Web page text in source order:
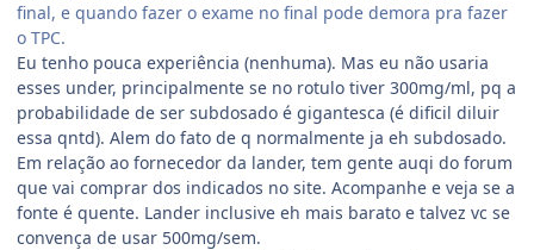
final, e quando fazer o exame no final pode demora pra fazer
o TPC.
Eu tenho pouca experiência (nenhuma). Mas eu não usaria
esses under, principalmente se no rotulo tiver 300mg/ml, pq a
probabilidade de ser subdosado é gigantesca (é dificil diluir
essa qntd). Alem do fato de q normalmente ja eh subdosado.
Em relação ao fornecedor da lander, tem gente auqi do forum
que vai comprar dos indicados no site. Acompanhe e veja se a
fonte é quente. Lander inclusive eh mais barato e talvez vc se
convença de usar 500mg/sem.